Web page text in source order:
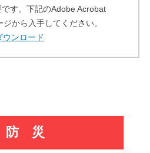
す。下記のAdobe Acrobat
から入手してください。
ンロード
防災